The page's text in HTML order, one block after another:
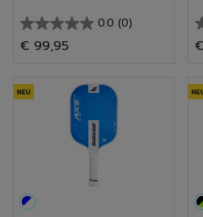
0.0 (0)
0.0
von
Sternen.
€ 99,95
NEU